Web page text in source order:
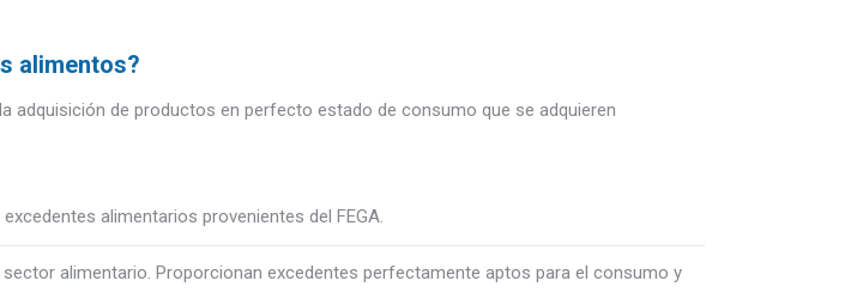
alimentos?
adquisición de productos en perfecto estado de consumo que se adquieren
alimentarios provenientes del FEGA.
alimentario. Proporcionan excedentes perfectamente aptos para el consumo y